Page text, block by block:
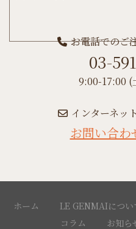
お電話でのご
03-
9:00-17:00 (
インターネッ
お問い合わ
ホーム LE GENMAIについ
コラム
お知ら